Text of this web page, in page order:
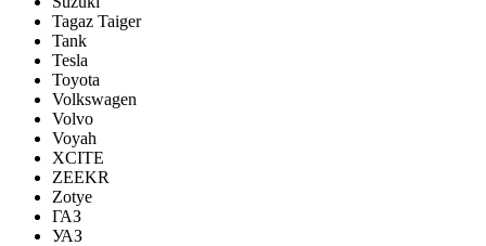
Tagaz Taiger
Tank
Tesla
Toyota
Volkswagen
Volvo
Voyah
XCITE
ZEEKR
Zotye
ГАЗ
УАЗ